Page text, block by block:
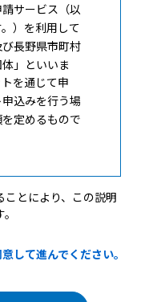
サービス（以
）を利用して
長野県市町村
」といいま
を通じて申
込みを行う場
定めるもので
市町村自治振
届出等手続を
ことにより、この説明
して進んでください。